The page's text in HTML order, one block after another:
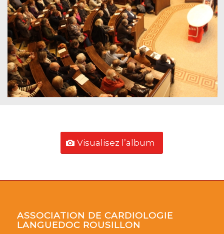
Visualisez l’album
ASSOCIATION DE CARDIOLOGIE
LANGUEDOC ROUSILLON